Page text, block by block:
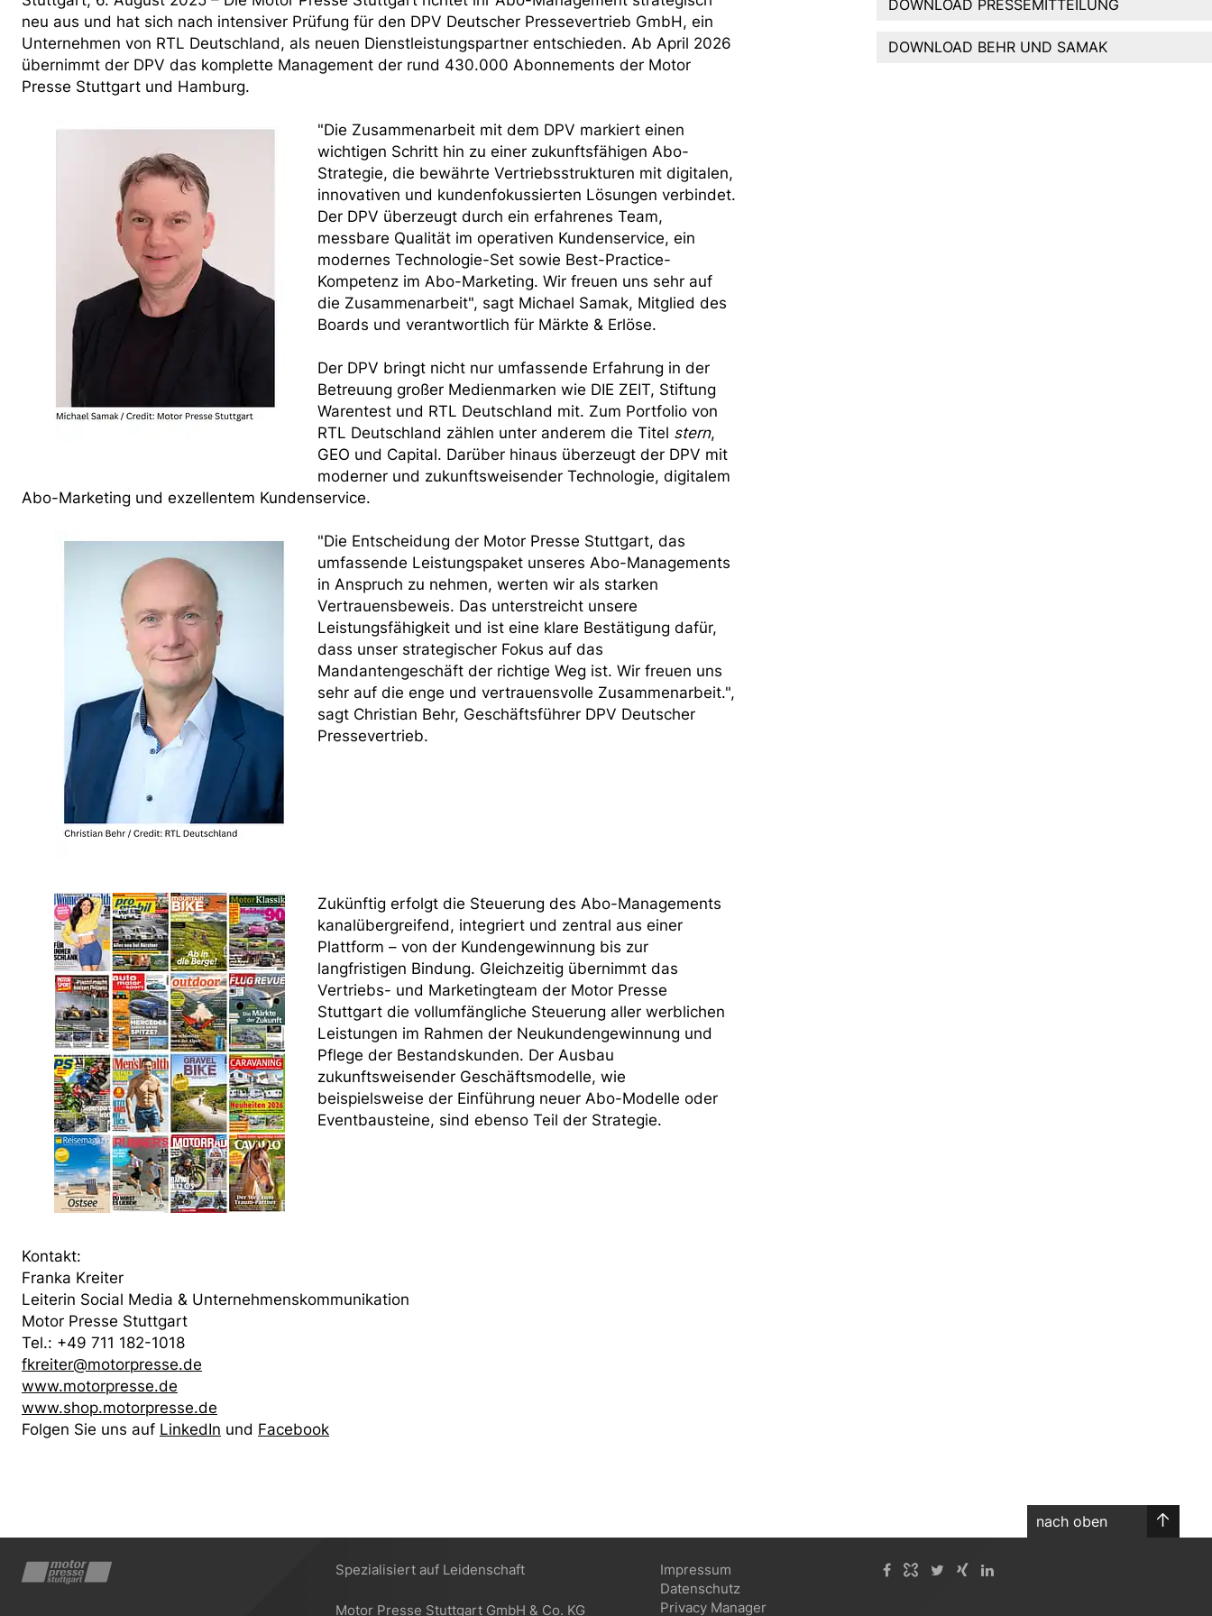
neu aus und hat sich nach intensiver Prüfung für den DPV Deutscher Pressevertrieb GmbH, ein
Unternehmen von RTL Deutschland, als neuen Dienstleistungspartner entschieden. Ab April 2026
übernimmt der DPV das komplette Management der rund 430.000 Abonnements der Motor
Presse Stuttgart und Hamburg.
"Die Zusammenarbeit mit dem DPV markiert einen
wichtigen Schritt hin zu einer zukunftsfähigen Abo-
Strategie, die bewährte Vertriebsstrukturen mit digitalen,
innovativen und kundenfokussierten Lösungen verbindet.
Der DPV überzeugt durch ein erfahrenes Team,
messbare Qualität im operativen Kundenservice, ein
modernes Technologie-Set sowie Best-Practice-
Kompetenz im Abo-Marketing. Wir freuen uns sehr auf
die Zusammenarbeit", sagt Michael Samak, Mitglied des
Boards und verantwortlich für Märkte & Erlöse.
Der DPV bringt nicht nur umfassende Erfahrung in der
Betreuung großer Medienmarken wie DIE ZEIT, Stiftung
Warentest und RTL Deutschland mit. Zum Portfolio von
RTL Deutschland zählen unter anderem die Titel stern,
GEO und Capital. Darüber hinaus überzeugt der DPV mit
moderner und zukunftsweisender Technologie, digitalem
Abo-Marketing und exzellentem Kundenservice.
"Die Entscheidung der Motor Presse Stuttgart, das
umfassende Leistungspaket unseres Abo-Managements
in Anspruch zu nehmen, werten wir als starken
Vertrauensbeweis. Das unterstreicht unsere
Leistungsfähigkeit und ist eine klare Bestätigung dafür,
dass unser strategischer Fokus auf das
Mandantengeschäft der richtige Weg ist. Wir freuen uns
sehr auf die enge und vertrauensvolle Zusammenarbeit.",
sagt Christian Behr, Geschäftsführer DPV Deutscher
Pressevertrieb.
Zukünftig erfolgt die Steuerung des Abo-Managements
kanalübergreifend, integriert und zentral aus einer
Plattform – von der Kundengewinnung bis zur
langfristigen Bindung. Gleichzeitig übernimmt das
Vertriebs- und Marketingteam der Motor Presse
Stuttgart die vollumfängliche Steuerung aller werblichen
Leistungen im Rahmen der Neukundengewinnung und
Pflege der Bestandskunden. Der Ausbau
zukunftsweisender Geschäftsmodelle, wie
beispielsweise der Einführung neuer Abo-Modelle oder
Eventbausteine, sind ebenso Teil der Strategie.
Kontakt:
Franka Kreiter
Leiterin Social Media & Unternehmenskommunikation
Motor Presse Stuttgart
Tel.: +49 711 182-1018
fkreiter@motorpresse.de
www.motorpresse.de
www.shop.motorpresse.de
Folgen Sie uns auf LinkedIn und Facebook
DOWNLOAD PRESSEMITTEILUNG
DOWNLOAD BEHR UND SAMAK
nach oben
Spezialisiert auf Leidenschaft
Motor Presse Stuttgart GmbH & Co. KG
Impressum
Datenschutz
Privacy Manager